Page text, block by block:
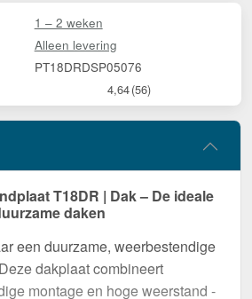
1 – 2 weken
Alleen levering
PT18DRDSP05076
4,64(56)
T18DR | Dak – De ideale
daken
een duurzame, weerbestendige
Deze dakplaat combineert
montage en hoge weerstand -